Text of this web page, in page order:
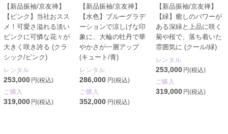
【新品振袖/京友禅】
【ピンク】当社おスス
メ！可愛さ溢れる淡い
ピンクに可憐な花々が
大きく咲き誇る (クラ
シック/ピンク)
レンタル
253,000 円(税込)
ご購入
319,000 円(税込)
【新品振袖/京友禅】
【水色】ブルーグラデ
ーションで涼しげな印
象に、大輪の牡丹で華
やかさが一層アップ
(キュート/青)
レンタル
286,000 円(税込)
ご購入
352,000 円(税込)
【新品振袖/京友禅】
【緑】癒しのパワーが
ある深緑と上品に咲く
菊や桜で、落ち着いた
雰囲気に (クール/緑)
レンタル
253,000 円(税込)
ご購入
319,000 円(税込)